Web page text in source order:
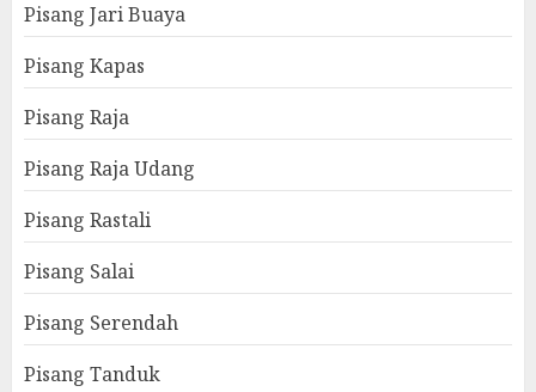
Pisang Jari Buaya
Pisang Kapas
Pisang Raja
Pisang Raja Udang
Pisang Rastali
Pisang Salai
Pisang Serendah
Pisang Tanduk